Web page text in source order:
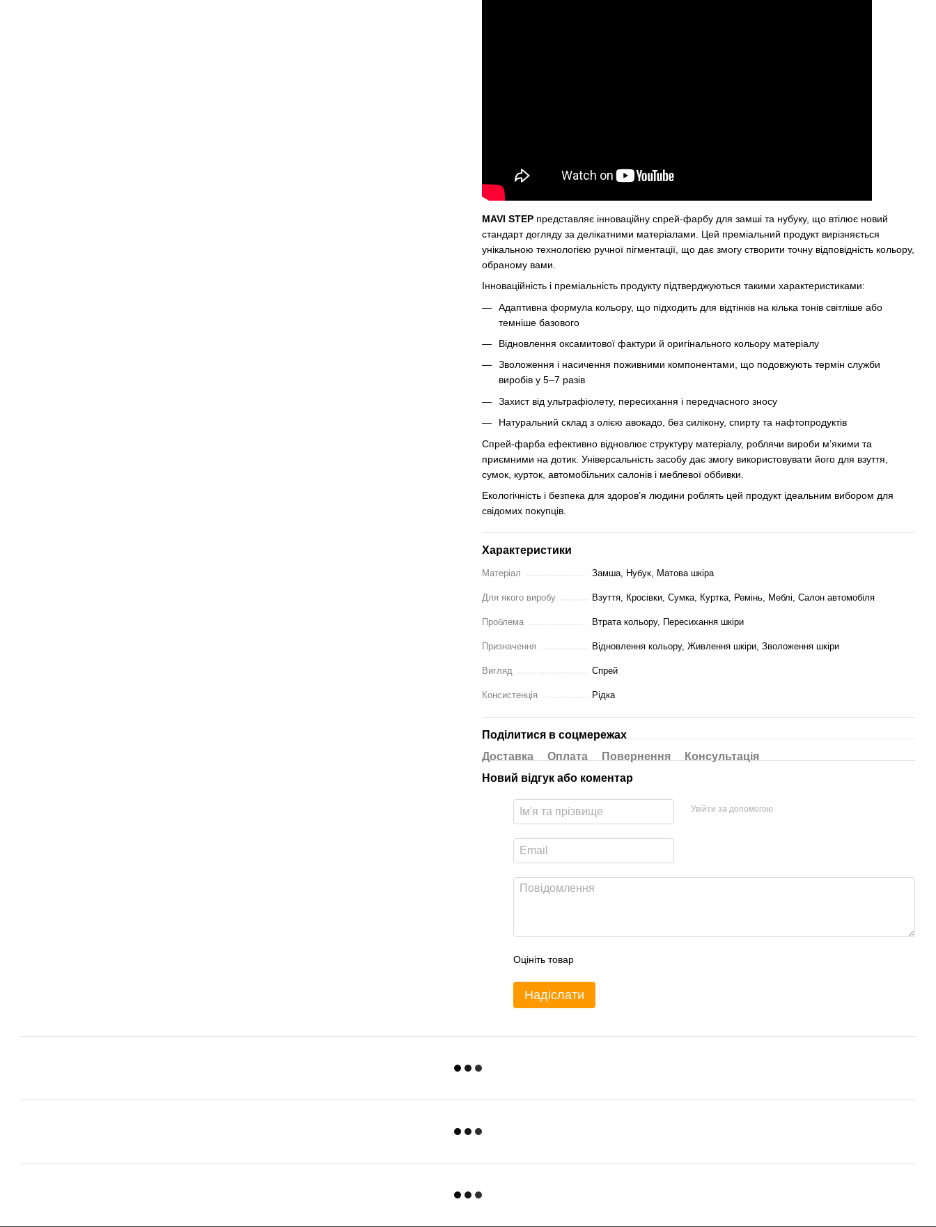
MAVI STEP представляє інноваційну спрей-фарбу для замші та нубуку, що втілює новий
стандарт догляду за делікатними матеріалами. Цей преміальний продукт вирізняється
унікальною технологією ручної пігментації, що дає змогу створити точну відповідність кольору,
обраному вами.
Інноваційність і преміальність продукту підтверджуються такими характеристиками:
Адаптивна формула кольору, що підходить для відтінків на кілька тонів світліше або
темніше базового
Відновлення оксамитової фактури й оригінального кольору матеріалу
Зволоження і насичення поживними компонентами, що подовжують термін служби
виробів у 5–7 разів
Захист від ультрафіолету, пересихання і передчасного зносу
Натуральний склад з олією авокадо, без силікону, спирту та нафтопродуктів
Спрей-фарба ефективно відновлює структуру матеріалу, роблячи вироби м’якими та
приємними на дотик. Універсальність засобу дає змогу використовувати його для взуття,
сумок, курток, автомобільних салонів і меблевої оббивки.
Екологічність і безпека для здоров’я людини роблять цей продукт ідеальним вибором для
свідомих покупців.
Характеристики
Матеріал Замша, Нубук, Матова шкіра
Для якого виробу Взуття, Кросівки, Сумка, Куртка, Ремінь, Меблі, Салон автомобіля
Проблема Втрата кольору, Пересихання шкіри
Призначення Відновлення кольору, Живлення шкіри, Зволоження шкіри
Вигляд Спрей
Консистенція Рідка
Поділитися в соцмережах
Доставка
Оплата Повернення
Консультація
Новий відгук або коментар
Увійти за допомогою
Оцініть товар
Надіслати